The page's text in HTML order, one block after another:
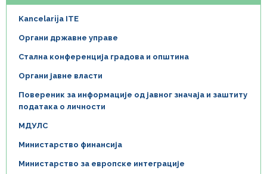
Kancelarija ITE
Органи државне управе
Стална конференција градова и општина
Органи јавне власти
Повереник за информације од јавног значаја и заштиту
података о личности
МДУЛС
Министарство финансија
Министарство за европске интеграције